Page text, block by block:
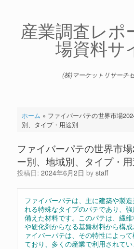
産業調査レポ
場資料サ
(株)マーケットリサーチ
ホーム » ファイバーパテの世界市場
別、タイプ・用途別
ファイバーパテの世界市
ー別、地域別、タイプ・
投稿日: 2024年6月2日 by staff
ファイバーパテは、主に建築や製
れる特殊なタイプのパテであり、
備えた材料です。このパテは、繊
や硬化剤からなる基盤材料から構
ァイバーパテは、その特性によっ
ており、多くの産業で利用されてい